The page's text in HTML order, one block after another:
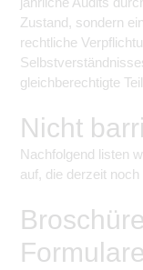
Zustand, sondern
rechtliche
gleichberechtigte
Nicht
Nachfolgend listen
auf, die derzeit
Formulare